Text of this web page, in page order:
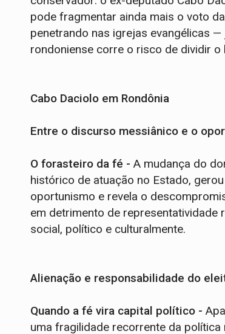
pode fragmentar ainda mais o voto
penetrando nas igrejas evangélicas
rondoniense corre o risco de dividir
Cabo Daciolo em Rondônia
Entre o discurso messiânico e o
O forasteiro da fé - A mudança do
histórico de atuação no Estado,
oportunismo e revela o
em detrimento de representatividade
social, político e culturalmente.
Alienação e responsabilidade do
Quando a fé vira capital político -
uma fragilidade recorrente da